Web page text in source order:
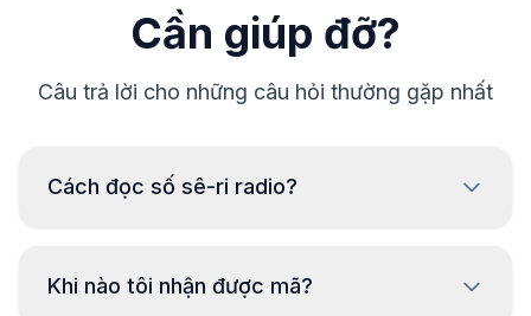
Cần giúp đỡ?
Câu trả lời cho những câu hỏi thường gặp nhất
Cách đọc số sê-ri radio?
nhãn trên vỏ radio. Số sê-ri thường nằm trên hoặc dưới
mã vạch. Ví dụ:
Khi nào tôi nhận được mã?